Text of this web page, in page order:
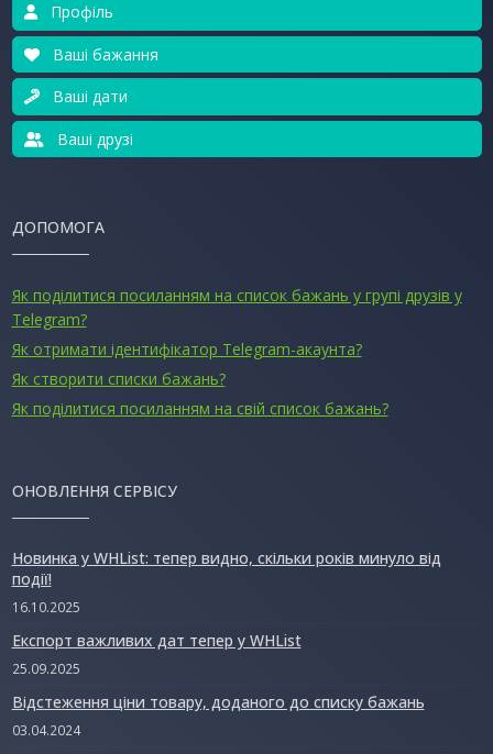
Профіль
Ваші бажання
Ваші дати
Ваші друзі
ДОПОМОГА
Як поділитися посиланням на список бажань у групі друзів у
Telegram?
Як отримати ідентифікатор Telegram-акаунта?
Як створити списки бажань?
Як поділитися посиланням на свій список бажань?
ОНОВЛЕННЯ СЕРВІСУ
Новинка у WHList: тепер видно, скільки років минуло від
події!
16.10.2025
Експорт важливих дат тепер у WHList
25.09.2025
Відстеження ціни товару, доданого до списку бажань
03.04.2024